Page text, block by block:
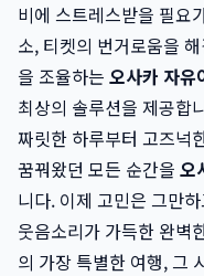
비에 스트레스받을 필요
소, 티켓의 번거로움을
을 조율하는 오사카 자유
최상의 솔루션을 제공합
짜릿한 하루부터 고즈넉
꿈꿔왔던 모든 순간을 오
니다. 이제 고민은 그만
웃음소리가 가득한 완벽
의 가장 특별한 여행, 그